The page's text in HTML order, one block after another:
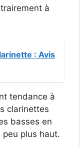
à
: Avis
tendance à
clarinettes
basses en
plus haut.